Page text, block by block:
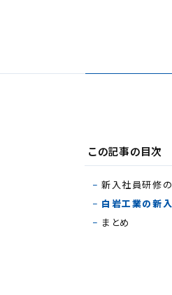
この記事の目次
新入社員研修
白岩工業の新
まとめ